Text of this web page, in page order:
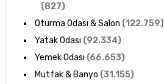
(827)
Oturma Odası & Salon (122.759)
Yatak Odası (92.334)
Yemek Odası (66.653)
Mutfak & Banyo (31.155)